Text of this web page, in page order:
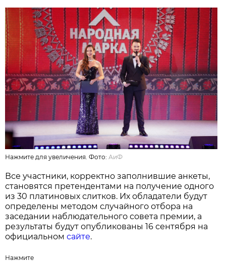
Нажмите для увеличения. Фото:АиФ
Все участники, корректно заполнившие анкеты,
становятся претендентами на получение одного
из 30 платиновых слитков. Их обладатели будут
определены методом случайного отбора на
заседании наблюдательного совета премии, а
результаты будут опубликованы 16 сентября на
официальномсайте.
Нажмите